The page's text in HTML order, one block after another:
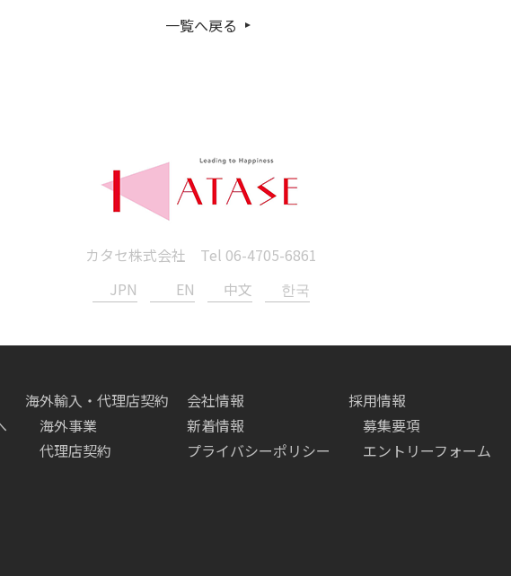
一覧へ戻る
カタセ株式会社 Tel 06-4705-6861
JPN
EN 中文 한국
海外輸入・代理店契約
海外事業
代理店契約
会社情報
新着情報
プライバシーポリシー
採用情報
募集要項
エントリーフォーム